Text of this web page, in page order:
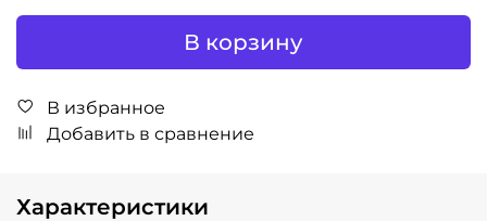
В корзину
В избранное
Добавить в сравнение
Характеристики